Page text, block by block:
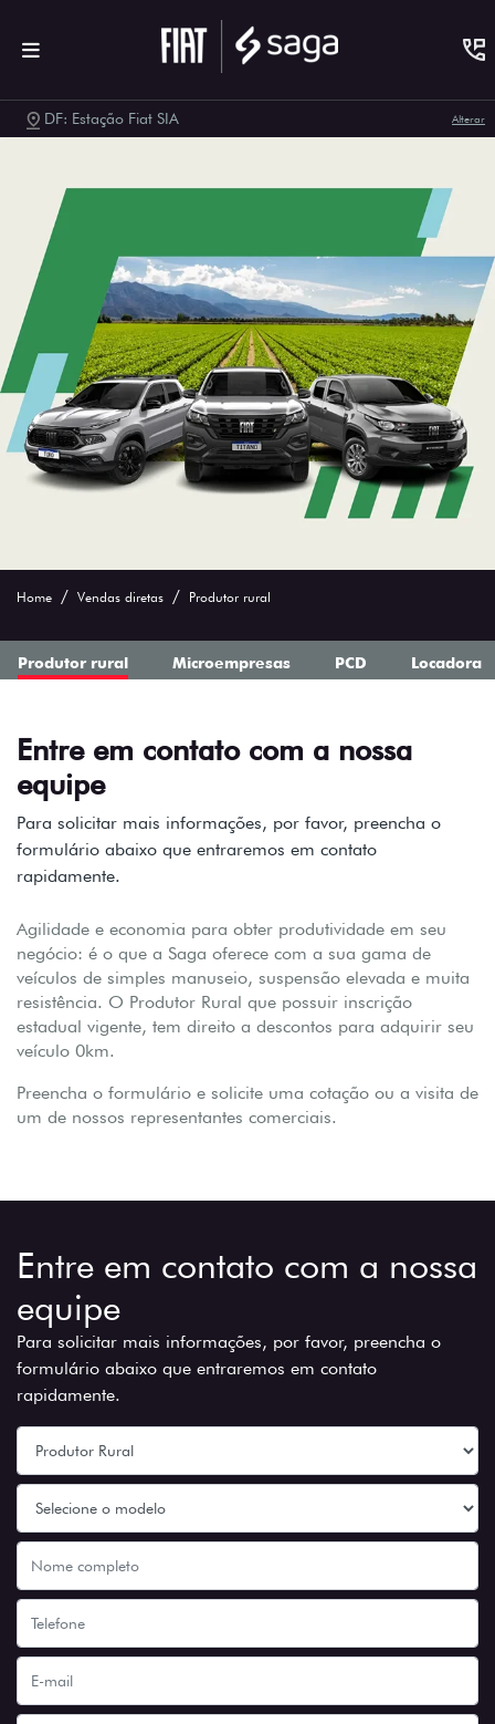
DF: Estação Fiat SIA Alterar
Home Vendas diretas Produtor rural
Microempresas PCD Locadora
Produtor rural
Entre em contato com a nossa
equipe
Para solicitar mais informações, por favor, preencha o
formulário abaixo que entraremos em contato
rapidamente.
Agilidade e economia para obter produtividade em seu
negócio: é o que a Saga oferece com a sua gama de
veículos de simples manuseio, suspensão elevada e muita
resistência. O Produtor Rural que possuir inscrição
estadual vigente, tem direito a descontos para adquirir seu
veículo 0km.
Preencha o formulário e solicite uma cotação ou a visita de
um de nossos representantes comerciais.
Entre em contato com a nossa
equipe
Para solicitar mais informações, por favor, preencha o
formulário abaixo que entraremos em contato
rapidamente.